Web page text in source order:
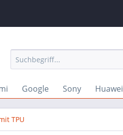
Google Sony Huawei
TPU